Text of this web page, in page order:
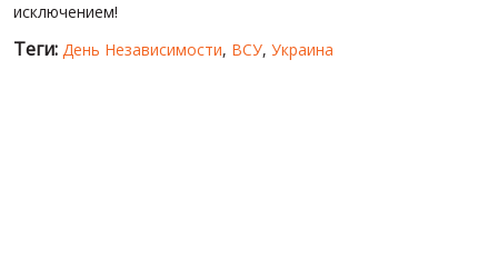
исключением!
Теги: День Независимости, ВСУ, Украина